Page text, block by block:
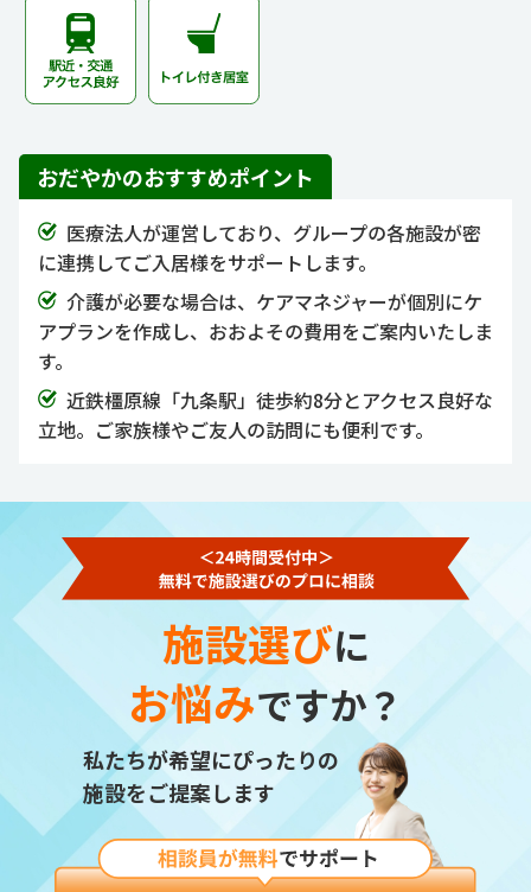
おだやかのおすすめポイント
医療法人が運営しており、グループの各施設が密
に連携してご入居様をサポートします。
介護が必要な場合は、ケアマネジャーが個別にケ
アプランを作成し、おおよその費用をご案内いたしま
す。
近鉄橿原線「九条駅」徒歩約8分とアクセス良好な
立地。ご家族様やご友人の訪問にも便利です。
施設選びに
お悩みですか？
私たちが希望にぴったりの
施設をご提案します